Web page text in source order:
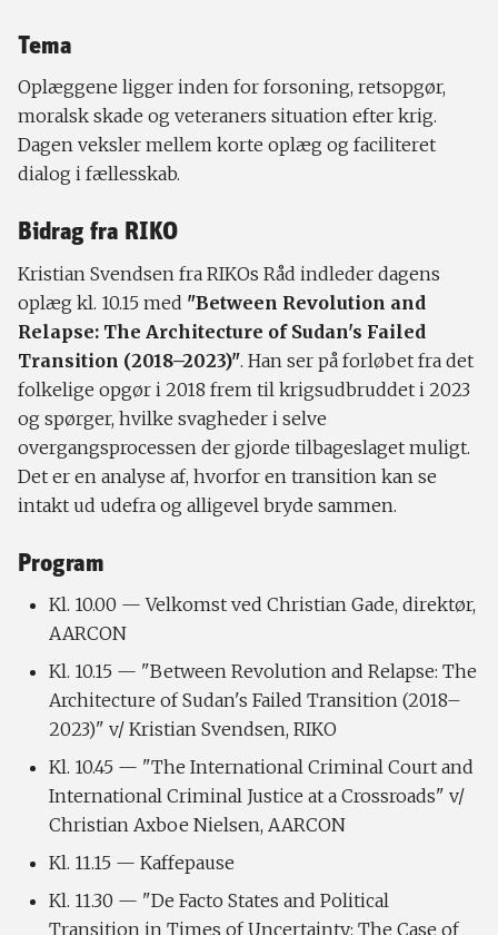
Tema
Oplæggene ligger inden for forsoning, retsopgør,
moralsk skade og veteraners situation efter krig.
Dagen veksler mellem korte oplæg og faciliteret
dialog i fællesskab.
Bidrag fra RIKO
Kristian Svendsen fra RIKOs Råd indleder dagens
oplæg kl. 10.15 med "Between Revolution and
Relapse: The Architecture of Sudan's Failed
Transition (2018–2023)". Han ser på forløbet fra det
folkelige opgør i 2018 frem til krigsudbruddet i 2023
og spørger, hvilke svagheder i selve
overgangsprocessen der gjorde tilbageslaget muligt.
Det er en analyse af, hvorfor en transition kan se
intakt ud udefra og alligevel bryde sammen.
Program
Kl. 10.00 — Velkomst ved Christian Gade, direktør,
AARCON
Kl. 10.15 — "Between Revolution and Relapse: The
Architecture of Sudan's Failed Transition (2018–
2023)" v/ Kristian Svendsen, RIKO
Kl. 10.45 — "The International Criminal Court and
International Criminal Justice at a Crossroads" v/
Christian Axboe Nielsen, AARCON
Kl. 11.15 — Kaffepause
Kl. 11.30 — "De Facto States and Political
Transition in Times of Uncertainty: The Case of